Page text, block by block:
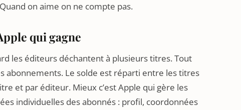
on aime on ne compte pas.
qui gagne
les éditeurs déchantent à plusieurs titres. Tout
abonnements. Le solde est réparti entre les titres
et par éditeur. Mieux c’est Apple qui gère les
individuelles des abonnés : profil, coordonnées